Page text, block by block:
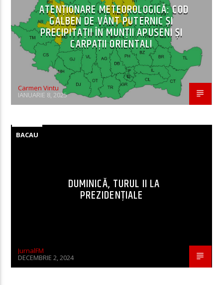
ATENȚIONARE METEOROLOGICĂ: COD
GALBEN DE VÂNT PUTERNIC ȘI
PRECIPITAȚII ÎN MUNȚII APUSENI ȘI
CARPAȚII ORIENTALI
Carmen Vintu
IANUARIE 8, 2025
BACAU
DUMINICĂ, TURUL II LA
PREZIDENȚIALE
JurnalFM
DECEMBRIE 2, 2024